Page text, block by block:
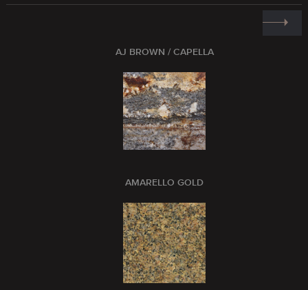
AJ BROWN / CAPELLA
AMARELLO GOLD